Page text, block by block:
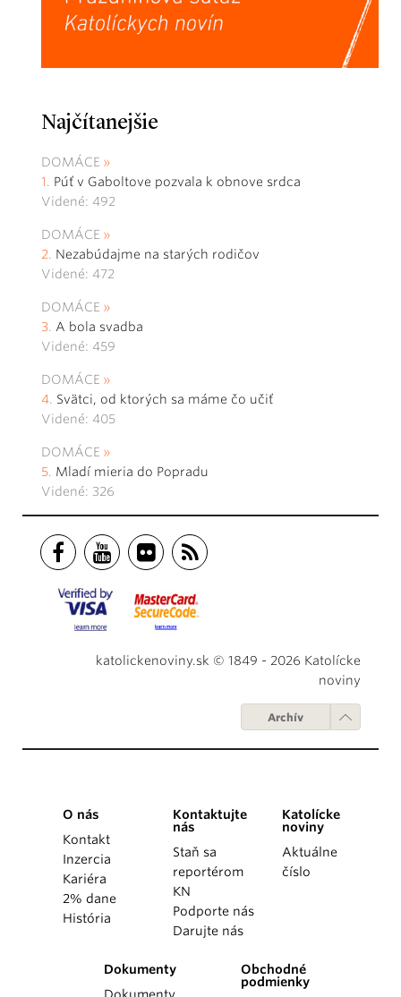
Najčítanejšie
DOMÁCE
Púť v Gaboltove pozvala k obnove srdca
Videné: 492
DOMÁCE
Nezabúdajme na starých rodičov
Videné: 472
DOMÁCE
A bola svadba
Videné: 459
DOMÁCE
Svätci, od ktorých sa máme čo učiť
Videné: 405
DOMÁCE
Mladí mieria do Popradu
Videné: 326
katolickenoviny.sk © 1849 - 2026 Katolícke
noviny
Archív
O nás
Kontakt
Inzercia
Kariéra
2% dane
História
Kontaktujte
nás
Staň sa
reportérom
KN
Podporte nás
Darujte nás
Katolícke
noviny
Aktuálne
číslo
Dokumenty
Dokumenty
Obchodné
podmienky